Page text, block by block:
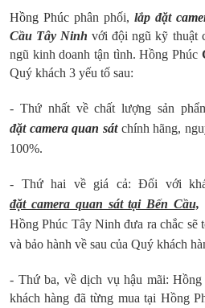
Hồng Phúc phân phối, lắp đặt
Cầu Tây Ninh với đội ngũ kỹ thuật
ngũ kinh doanh tận tình. Hồng Phúc
Quý khách 3 yếu tố sau:
- Thứ nhất về chất lượng sản
đặt camera quan sátchính hãng,
100%.
- Thứ hai về giá cả: Đối với
đặt camera quan sát tại Bến Cầu,
Hồng Phúc Tây Ninh đưa ra chắc sẽ
và bảo hành về sau của Quý khách
- Thứ ba, về dịch vụ hậu mãi: Hồng
khách hàng đã từng mua tại Hồng